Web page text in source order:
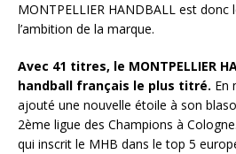
MONTPELLIER HANDBALL est
l’ambition de la marque.
Avec 41 titres, le MONTPELLIER
handball français le plus titré. En
ajouté une nouvelle étoile à son
2ème ligue des Champions à
qui inscrit le MHB dans le top 5